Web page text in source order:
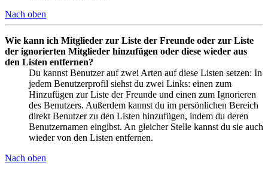
Nach oben
Wie kann ich Mitglieder zur Liste der Freunde oder zur Liste
der ignorierten Mitglieder hinzufügen oder diese wieder aus
den Listen entfernen?
Du kannst Benutzer auf zwei Arten auf diese Listen setzen: In
jedem Benutzerprofil siehst du zwei Links: einen zum
Hinzufügen zur Liste der Freunde und einen zum Ignorieren
des Benutzers. Außerdem kannst du im persönlichen Bereich
direkt Benutzer zu den Listen hinzufügen, indem du deren
Benutzernamen eingibst. An gleicher Stelle kannst du sie auch
wieder von den Listen entfernen.
Nach oben